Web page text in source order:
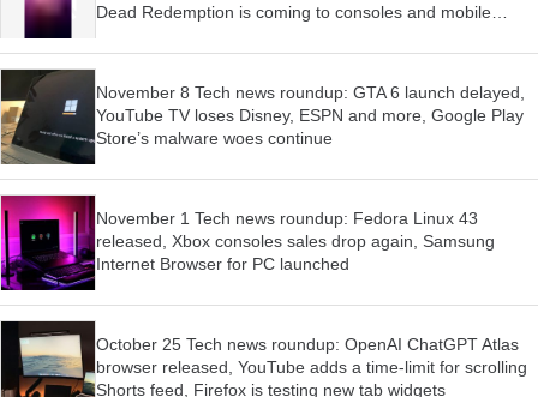
Dead Redemption is coming to consoles and mobile
November 8 Tech news roundup: GTA 6 launch delayed,
YouTube TV loses Disney, ESPN and more, Google Play
Store’s malware woes continue
November 1 Tech news roundup: Fedora Linux 43
released, Xbox consoles sales drop again, Samsung
Internet Browser for PC launched
October 25 Tech news roundup: OpenAI ChatGPT Atlas
browser released, YouTube adds a time-limit for scrolling
Shorts feed, Firefox is testing new tab widgets